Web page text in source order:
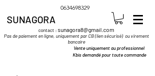
0634698329
SUNAGORA
contact :sunagora8@gmail.com
Pas de paiement en ligne, uniquement par CB (lien sécurisé) ou virement
bancaire
Vente uniquement au professionnel
Kbis demandé pour toute commande